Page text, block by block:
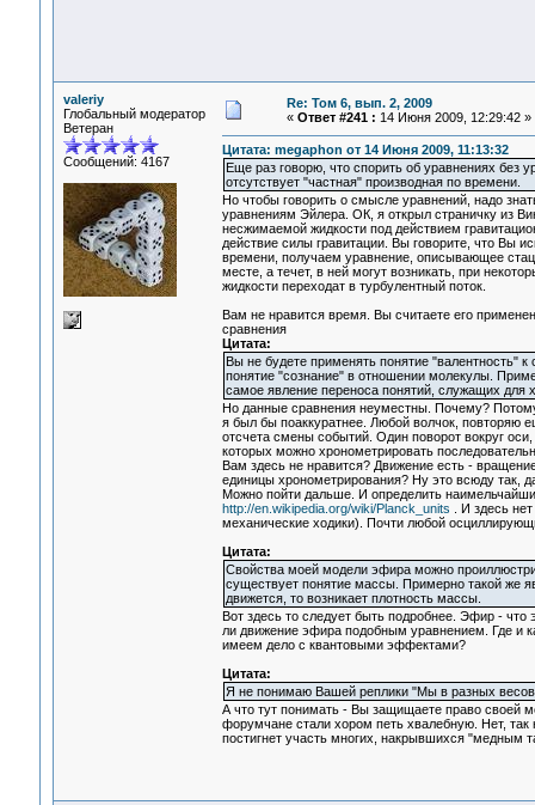
valeriy
Глобальный модератор
Ветеран
Сообщений: 4167
Re: Том 6, вып. 2, 2009
« Ответ #241 : 14 Июня 2009, 12:29:42 »
Цитата: megaphon от 14 Июня 2009, 11:13:32
Еще раз говорю, что спорить об уравнениях без
отсутствует "частная" производная по времени.
Но чтобы говорить о смысле уравнений, надо
уравнениям Эйлера. ОК, я открыл страничку из
несжимаемой жидкости под действием
действие силы гравитации. Вы говорите, что Вы
времени, получаем уравнение, описывающее
месте, а течет, в ней могут возникать, при
жидкости переходат в турбулентный поток.
Вам не нравится время. Вы считаете его
сравнения
Цитата:
Вы не будете применять понятие "валентность"
понятие "сознание" в отношении молекулы.
самое явление переноса понятий, служащих для
Но данные сравнения неуместны. Почему? Потому
я был бы поаккуратнее. Любой волчок, повторяю
отсчета смены событий. Один поворот вокруг
которых можно хронометрировать
Вам здесь не нравится? Движение есть -
единицы хронометрирования? Ну это всюду так,
Можно пойти дальше. И определить
http://en.wikipedia.org/wiki/Planck_units . И здесь
механические ходики). Почти любой
Цитата:
Свойства моей модели эфира можно
существует понятие массы. Примерно такой же
движется, то возникает плотность массы.
Вот здесь то следует быть подробнее. Эфир -
ли движение эфира подобным уравнением. Где и
имеем дело с квантовыми эффектами?
Цитата:
Я не понимаю Вашей реплики "Мы в разных
А что тут понимать - Вы защищаете право своей
форумчане стали хором петь хвалебную. Нет,
постигнет участь многих, накрывшихся "медным